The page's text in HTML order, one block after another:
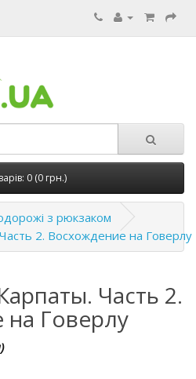
0 (0 грн.)
з рюкзаком
2. Восхождение на Говерлу
Часть 2.
Говерлу